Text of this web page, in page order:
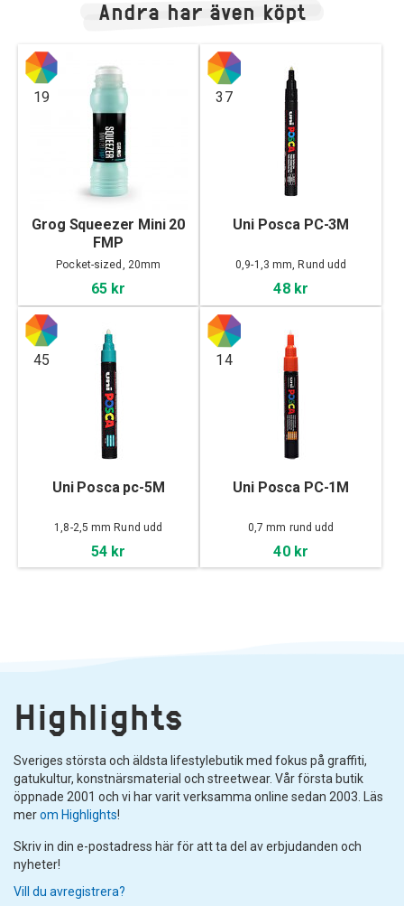
Andra har även köpt
19
Grog Squeezer Mini 20
FMP
Pocket-sized, 20mm
65 kr
37
Uni Posca PC-3M
0,9-1,3 mm, Rund udd
48 kr
45
Uni Posca pc-5M
1,8-2,5 mm Rund udd
54 kr
14
Uni Posca PC-1M
0,7 mm rund udd
40 kr
Highlights
Sveriges största och äldsta lifestylebutik med fokus på graffiti,
gatukultur, konstnärsmaterial och streetwear. Vår första butik
öppnade 2001 och vi har varit verksamma online sedan 2003. Läs
merom Highlights!
Skriv in din e-postadress här för att ta del av erbjudanden och
nyheter!
Vill du avregistrera?